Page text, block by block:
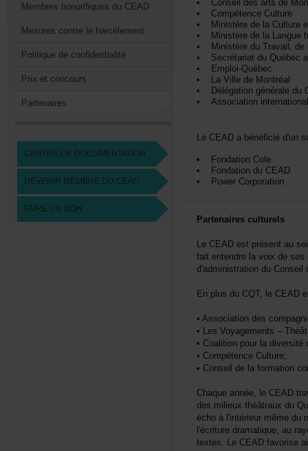
MembreshonorifiquesduCEAD
Mesurescontreleharcèlement
Politiquedeconfidentialité
Prixetconcours
Partenaires
CENTREDEDOCUMENTATION
DEVENIRMEMBREDUCEAD
FAIREUNDON
•CompétenceCulture
•Emploi-Québec
•LaVilledeMontréal
•FondationCole
•FondationduCEAD
•PowerCorporation
Partenairesculturels
•CompétenceCulture;